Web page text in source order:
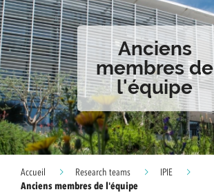
Anciens
membres de
l'équipe
Accueil Research teams
IPIE
Anciens membres de l'équipe